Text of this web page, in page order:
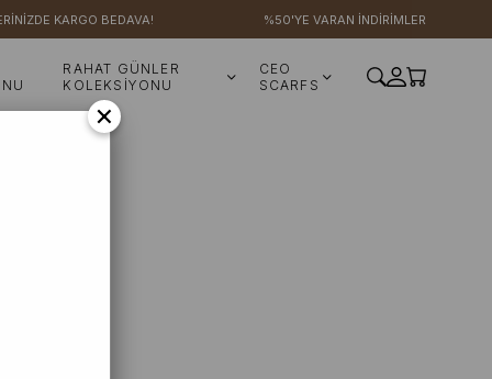
KARGO BEDAVA! %50'YE VARAN İNDİRİMLER
RAHAT GÜNLER
KOLEKSİYONU
CEO
SCARFS
×